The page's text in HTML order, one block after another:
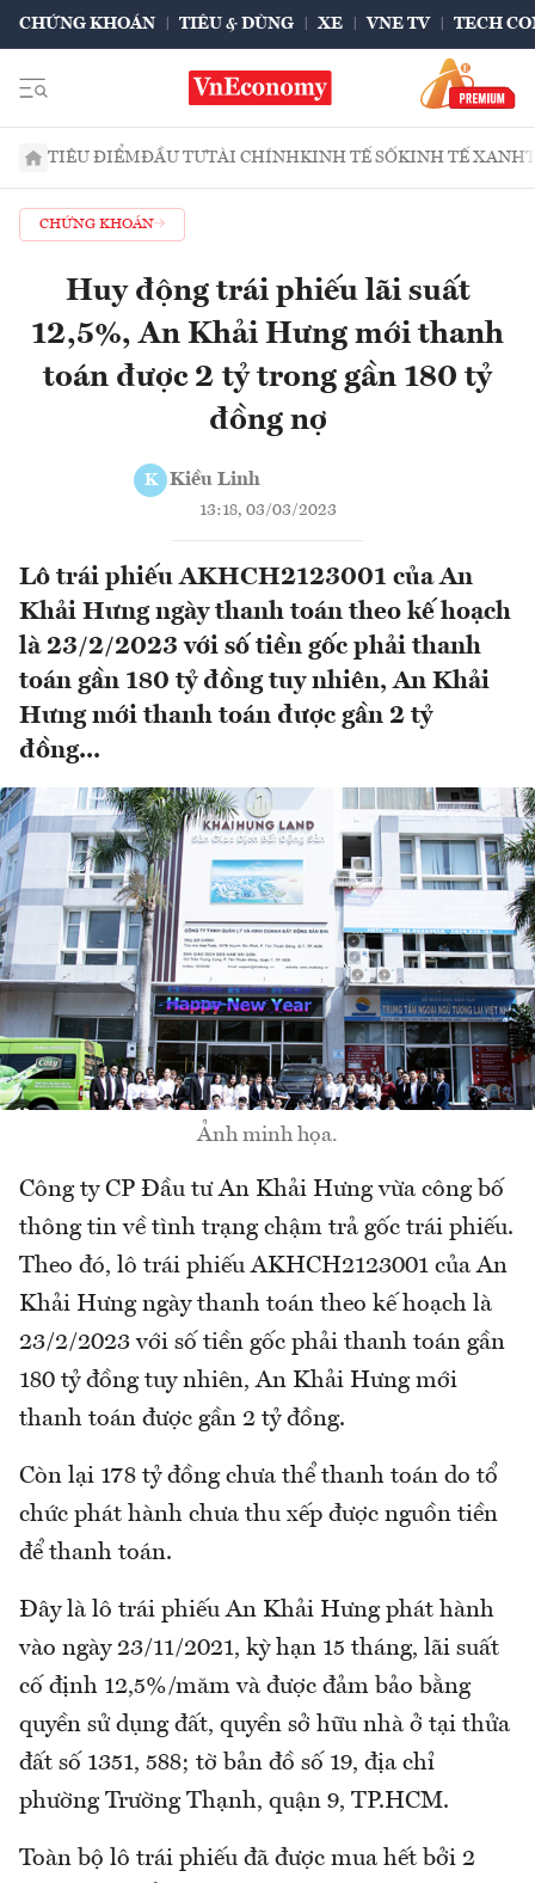
CHỨNG KHOÁN TIÊU & DÙNG XE VNE TV TECH
TIÊU ĐIỂMĐẦU TƯTÀI CHÍNHKINH TẾ SỐKINH TẾ XANH
CHỨNG KHOÁN
Huy động trái phiếu lãi suất
12,5%, An Khải Hưng mới thanh
toán được 2 tỷ trong gần 180 tỷ
đồng nợ
K Kiều Linh
13:18, 03/03/2023
Lô trái phiếu AKHCH2123001 của An
Khải Hưng ngày thanh toán theo kế hoạch
là 23/2/2023 với số tiền gốc phải thanh
toán gần 180 tỷ đồng tuy nhiên, An Khải
Hưng mới thanh toán được gần 2 tỷ
đồng...
Ảnh minh họa.
Công ty CP Đầu tư An Khải Hưng vừa công bố
thông tin về tình trạng chậm trả gốc trái phiếu.
Theo đó, lô trái phiếu AKHCH2123001 của An
Khải Hưng ngày thanh toán theo kế hoạch là
23/2/2023 với số tiền gốc phải thanh toán gần
180 tỷ đồng tuy nhiên, An Khải Hưng mới
thanh toán được gần 2 tỷ đồng.
Còn lại 178 tỷ đồng chưa thể thanh toán do tổ
chức phát hành chưa thu xếp được nguồn tiền
để thanh toán.
Đây là lô trái phiếu An Khải Hưng phát hành
vào ngày 23/11/2021, kỳ hạn 15 tháng, lãi suất
cố định 12,5%/măm và được đảm bảo bằng
quyền sử dụng đất, quyền sở hữu nhà ở tại thửa
đất số 1351, 588; tờ bản đồ số 19, địa chỉ
phường Trường Thạnh, quận 9, TP.HCM.
Toàn bộ lô trái phiếu đã được mua hết bởi 2